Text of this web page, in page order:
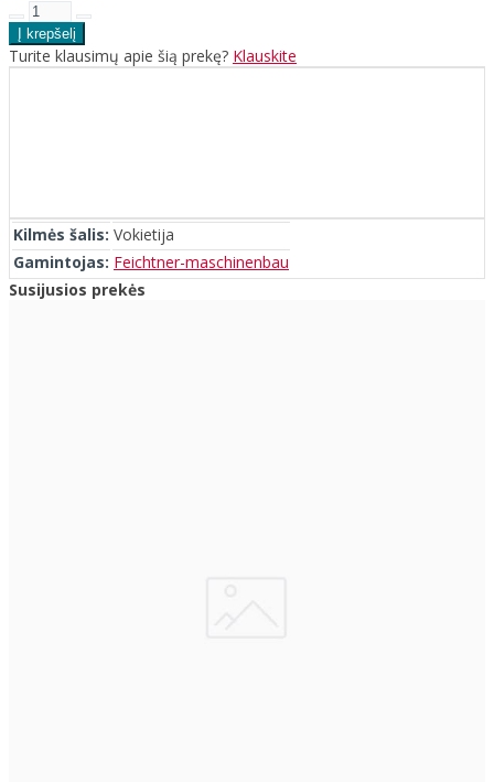
Turite klausimų apie šią prekę? Klauskite
Kilmės šalis: Vokietija
Gamintojas: Feichtner-maschinenbau
Susijusios prekės